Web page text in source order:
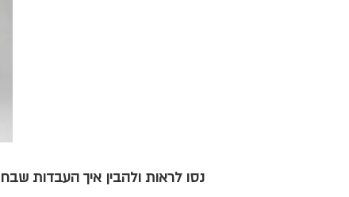
נסו לראות ולהבין איך העבדות שבחרנו בעצמנו